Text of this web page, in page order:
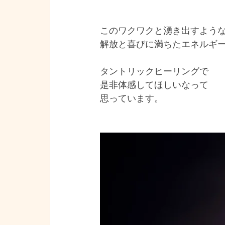
このワクワクと湧き出すよう
解放と喜びに満ちたエネルギ
タントリックヒーリングで
是非体感してほしいなって
思っています。